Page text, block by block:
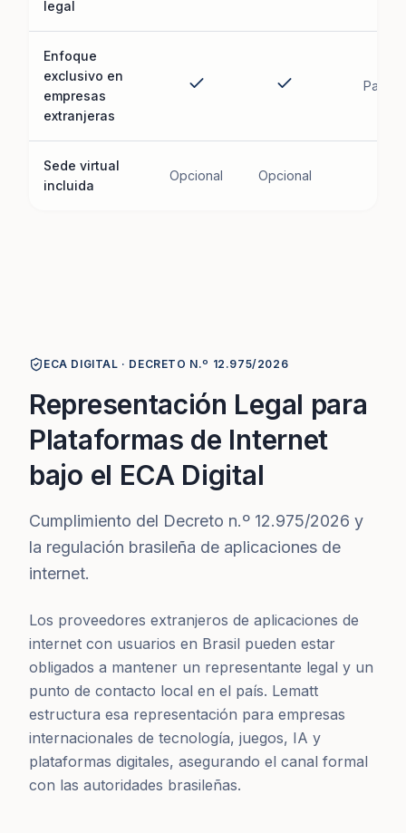
legal
Enfoque
exclusivo en
empresas
extranjeras
Parcial
Sede virtual
incluida
Opcional Opcional
ECA DIGITAL · DECRETO N.º 12.975/2026
Representación Legal para
Plataformas de Internet
bajo el ECA Digital
Cumplimiento del Decreto n.º 12.975/2026 y
la regulación brasileña de aplicaciones de
internet.
Los proveedores extranjeros de aplicaciones de
internet con usuarios en Brasil pueden estar
obligados a mantener un representante legal y un
punto de contacto local en el país. Lematt
estructura esa representación para empresas
internacionales de tecnología, juegos, IA y
plataformas digitales, asegurando el canal formal
con las autoridades brasileñas.